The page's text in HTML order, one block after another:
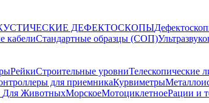
ДЕФЕКТОСКОПЫ
кабелиСтандартные образцы (СОП)
РейкиСтроительные уровниТелескопические
для приемникаКурвиметры
Для ЖивотныхМорскоеМотоциклетноеРации и